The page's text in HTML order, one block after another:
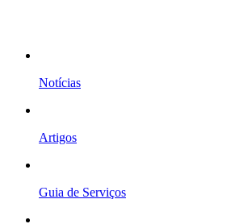
Notícias
Artigos
Guia de Serviços